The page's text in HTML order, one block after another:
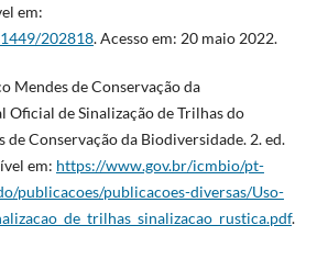
em:
202818. Acesso em: 20 maio 2022.
Mendes de Conservação da
Oficial de Sinalização de Trilhas do
Conservação da Biodiversidade. 2. ed.
em: https://www.gov.br/icmbio/pt-
publicacoes/publicacoes-diversas/Uso-
.